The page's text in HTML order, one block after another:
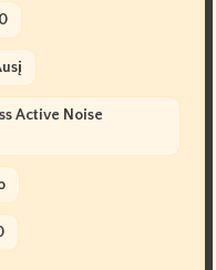
Active Noise